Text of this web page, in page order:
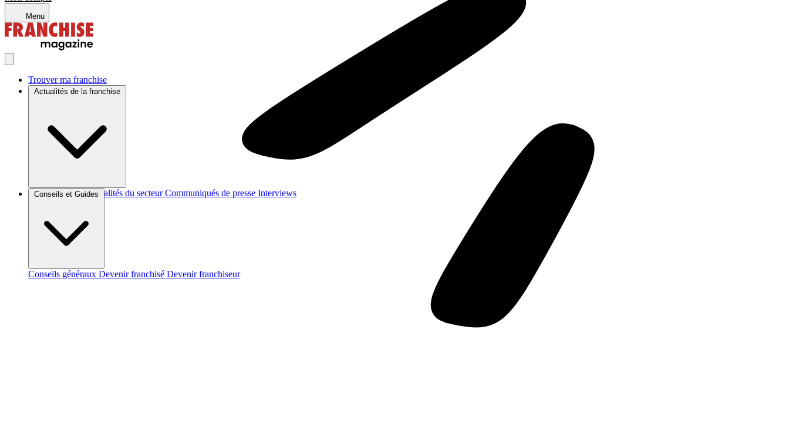
Menu
Trouver ma franchise
Actualités de la franchise
Brèves et actus Actualités du secteur Communiqués de presse Interviews
Conseils et Guides
Conseils généraux Devenir franchisé Devenir franchiseur